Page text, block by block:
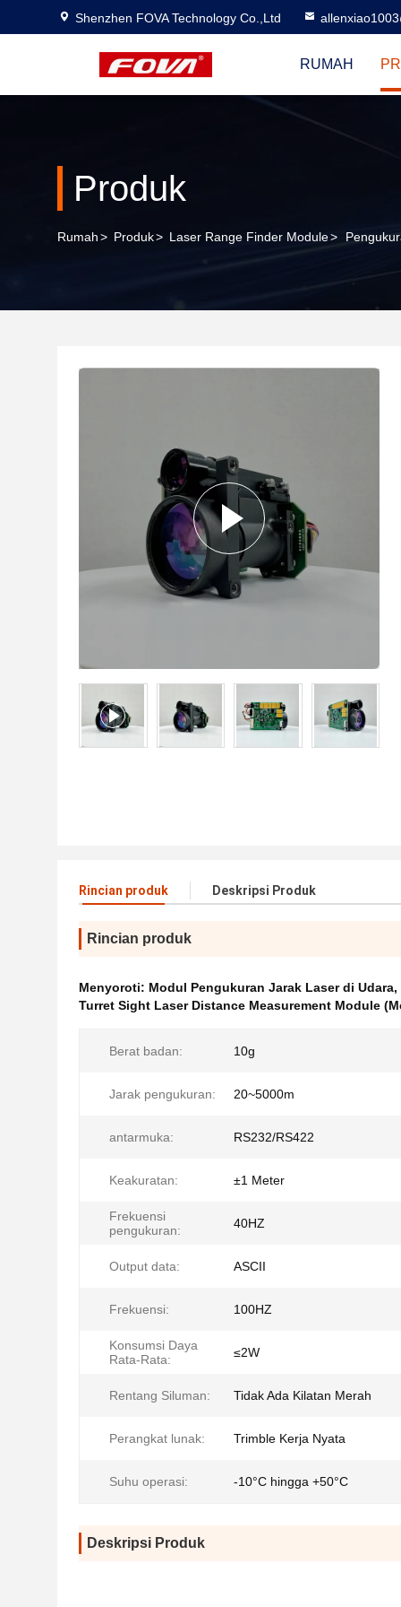
Shenzhen FOVA Technology Co.,Ltd
RUMAH
Produk
Rumah> Produk> Laser Range Finder Module>
Rincian produk Deskripsi Produk
Rincian produk
Menyoroti: Modul Pengukuran Jarak Laser di Udara,
Turret Sight Laser Distance Measurement Module
Berat badan: 10g
Jarak pengukuran: 20~5000m
antarmuka: RS232/RS422
Keakuratan: ±1 Meter
Frekuensi
pengukuran:
40HZ
Output data: ASCII
Frekuensi: 100HZ
Konsumsi Daya
Rata-Rata:
≤2W
Rentang Siluman: Tidak Ada Kilatan Merah
Perangkat lunak: Trimble Kerja Nyata
Suhu operasi: -10°C hingga +50°C
Deskripsi Produk